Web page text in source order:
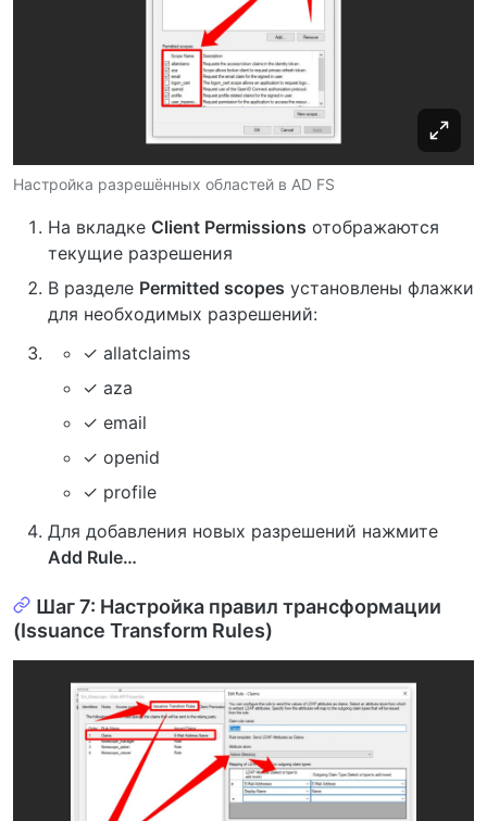
Настройка разрешённых областей в AD FS
На вкладке Client Permissions отображаются
текущие разрешения
В разделе Permitted scopes установлены флажки
для необходимых разрешений:
✓ allatclaims
✓ aza
✓ email
✓ openid
✓ profile
Для добавления новых разрешений нажмите
Add Rule…
Шаг 7: Настройка правил трансформации
(Issuance Transform Rules)